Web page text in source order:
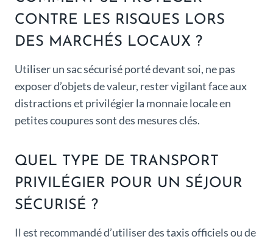
CONTRE LES RISQUES LORS
DES MARCHÉS LOCAUX ?
Utiliser un sac sécurisé porté devant soi, ne pas
exposer d’objets de valeur, rester vigilant face aux
distractions et privilégier la monnaie locale en
petites coupures sont des mesures clés.
QUEL TYPE DE TRANSPORT
PRIVILÉGIER POUR UN SÉJOUR
SÉCURISÉ ?
Il est recommandé d’utiliser des taxis officiels ou de